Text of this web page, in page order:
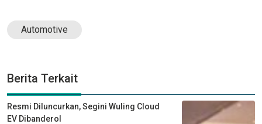
Automotive
Berita Terkait
Resmi Diluncurkan, Segini Wuling Cloud
EV Dibanderol